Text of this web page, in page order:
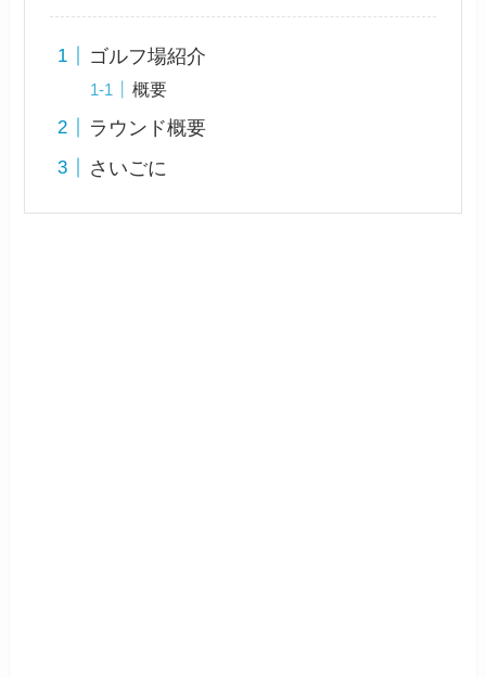
ゴルフ場紹介
概要
ラウンド概要
さいごに